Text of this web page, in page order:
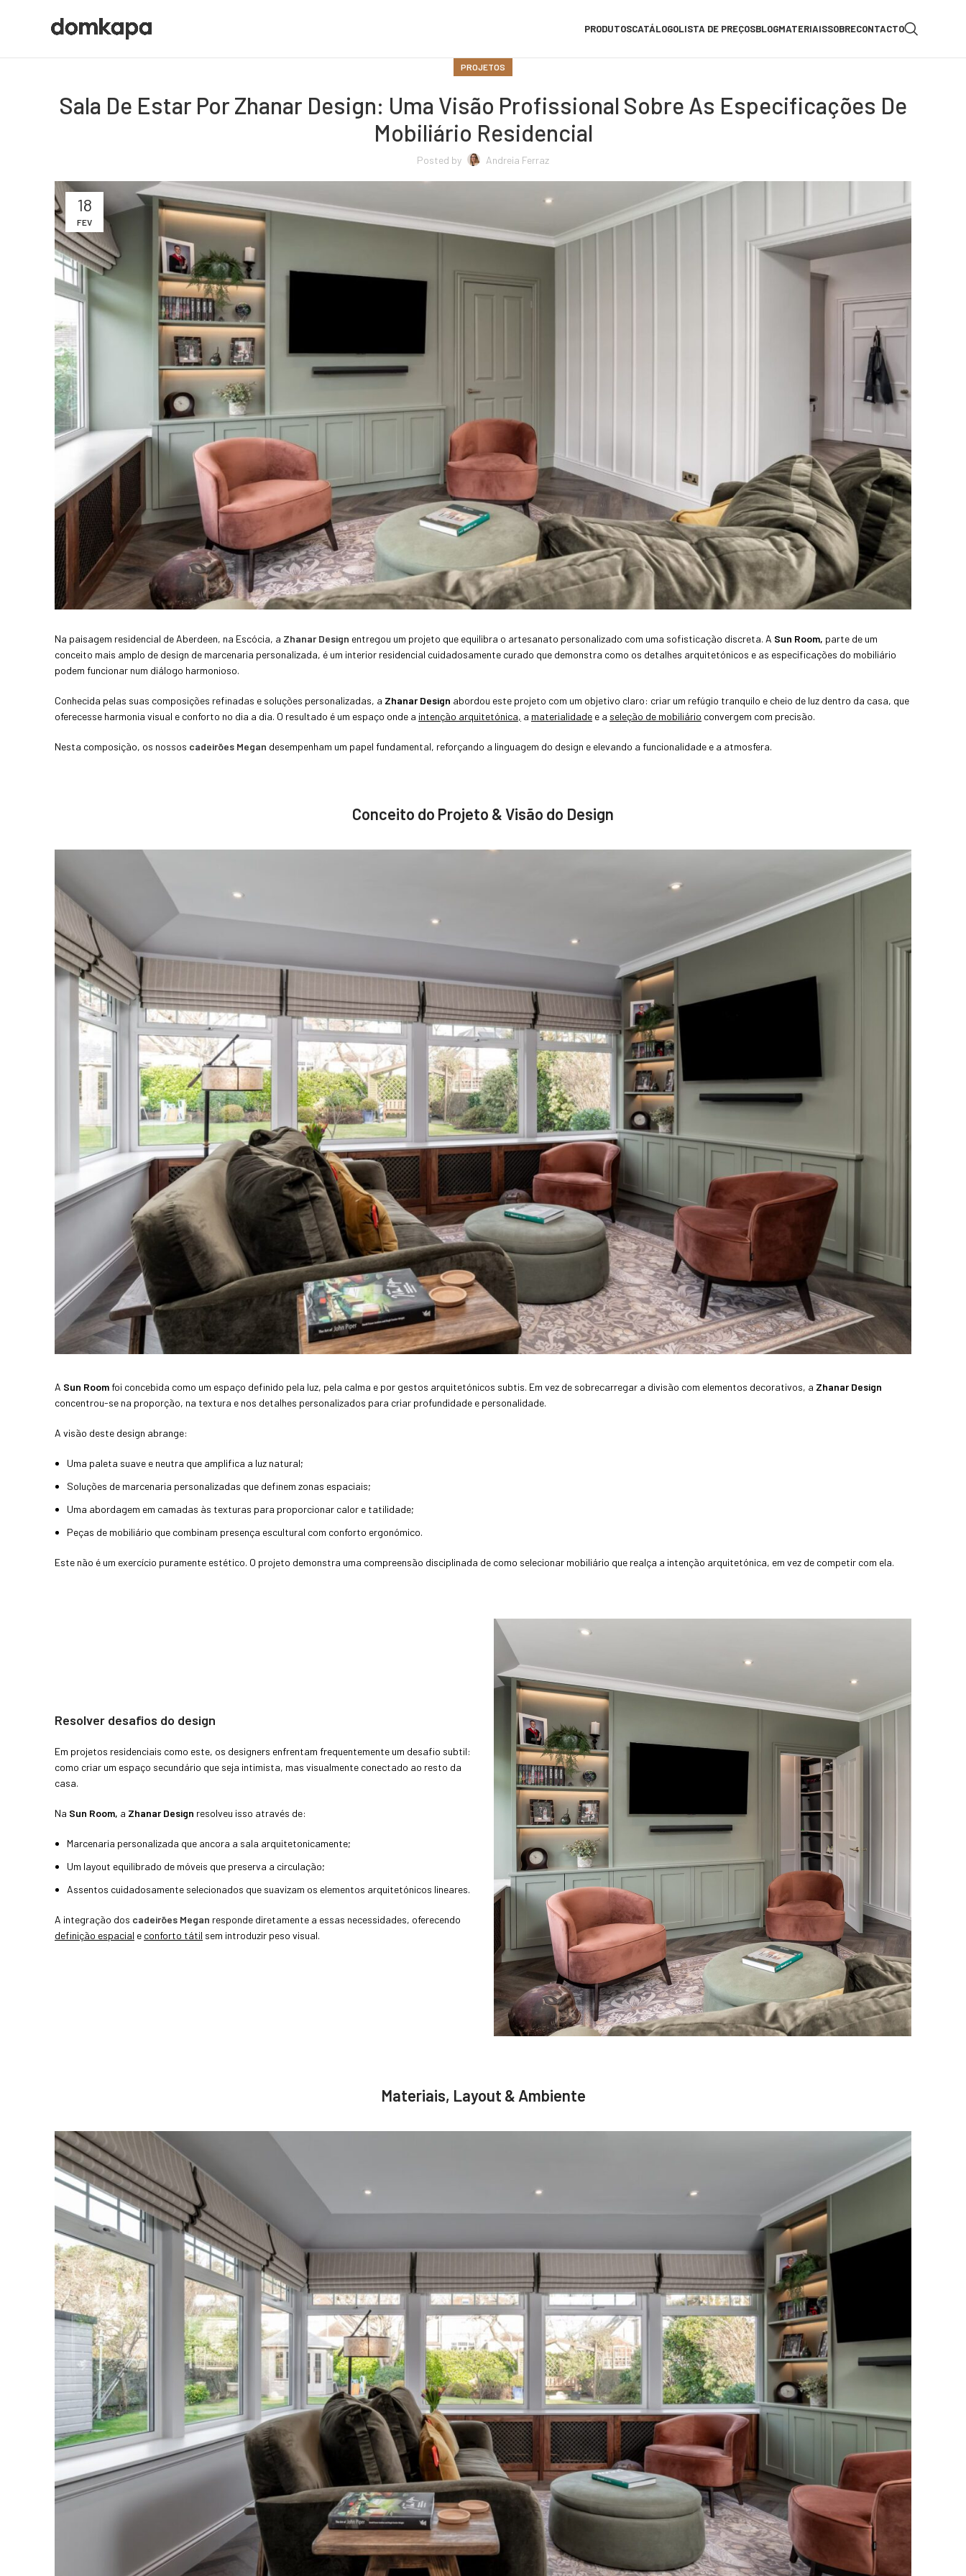
PRODUTOSCATÁLOGOLISTA DE PREÇOSBLOGMATERIAISSOBRECONTACTO
PROJETOS
Sala De Estar Por Zhanar Design: Uma Visão Profissional Sobre As Especificações De
Mobiliário Residencial
Posted by Andreia Ferraz
18
FEV
Na paisagem residencial de Aberdeen, na Escócia, a Zhanar Design entregou um projeto que equilibra o artesanato personalizado com uma sofisticação discreta. A Sun Room, parte de um
conceito mais amplo de design de marcenaria personalizada, é um interior residencial cuidadosamente curado que demonstra como os detalhes arquitetónicos e as especificações do mobiliário
podem funcionar num diálogo harmonioso.
Conhecida pelas suas composições refinadas e soluções personalizadas, a Zhanar Design abordou este projeto com um objetivo claro: criar um refúgio tranquilo e cheio de luz dentro da casa, que
oferecesse harmonia visual e conforto no dia a dia. O resultado é um espaço onde a intenção arquitetónica, a materialidade e a seleção de mobiliário convergem com precisão.
Nesta composição, os nossos cadeirões Megan desempenham um papel fundamental, reforçando a linguagem do design e elevando a funcionalidade e a atmosfera.
Conceito do Projeto & Visão do Design
A Sun Roomfoi concebida como um espaço definido pela luz, pela calma e por gestos arquitetónicos subtis. Em vez de sobrecarregar a divisão com elementos decorativos, a Zhanar Design
concentrou-se na proporção, na textura e nos detalhes personalizados para criar profundidade e personalidade.
A visão deste design abrange:
Uma paleta suave e neutra que amplifica a luz natural;
Soluções de marcenaria personalizadas que definem zonas espaciais;
Uma abordagem em camadas às texturas para proporcionar calor e tatilidade;
Peças de mobiliário que combinam presença escultural com conforto ergonómico.
Este não é um exercício puramente estético. O projeto demonstra uma compreensão disciplinada de como selecionar mobiliário que realça a intenção arquitetónica, em vez de competir com ela.
Resolver desafios do design
Em projetos residenciais como este, os designers enfrentam frequentemente um desafio subtil:
como criar um espaço secundário que seja intimista, mas visualmente conectado ao resto da
casa.
Na Sun Room, a Zhanar Design resolveu isso através de:
Marcenaria personalizada que ancora a sala arquitetonicamente;
Um layout equilibrado de móveis que preserva a circulação;
Assentos cuidadosamente selecionados que suavizam os elementos arquitetónicos lineares.
A integração dos cadeirões Megan responde diretamente a essas necessidades, oferecendo
definição espacial e conforto tátil sem introduzir peso visual.
Materiais, Layout & Ambiente